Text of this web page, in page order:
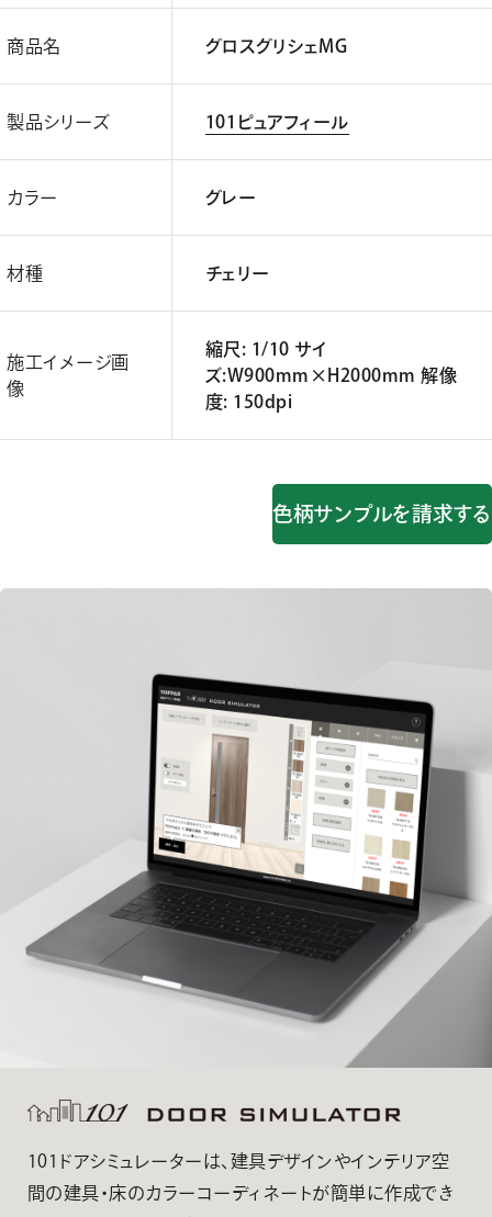
商品名 グロスグリシェMG
製品シリーズ 101ピュアフィール
カラー グレー
材種 チェリー
施工イメージ画
像
縮尺: 1/10 サイ
ズ:W900mm×H2000mm 解像
度: 150dpi
色柄サンプルを請求する
101ドアシミュレーターは、建具デザインやインテリア空
間の建具・床のカラーコーディネートが簡単に作成でき